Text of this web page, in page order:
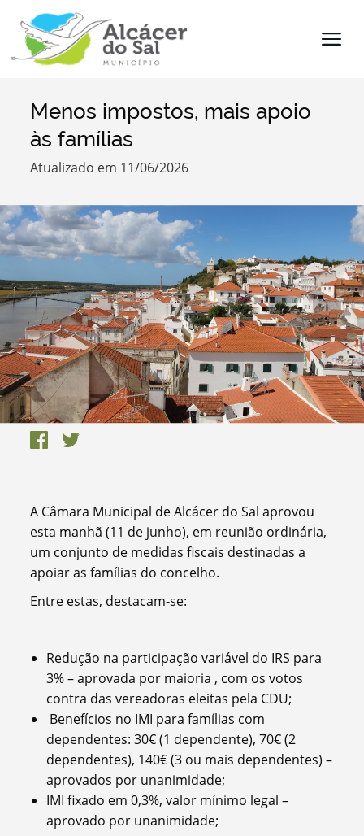
Termo de Pesquisa
Categorias
Filtros
Menos impostos, mais apoio
às famílias
Atualizado em 11/06/2026
A Câmara Municipal de Alcácer do Sal aprovou
esta manhã (11 de junho), em reunião ordinária,
um conjunto de medidas fiscais destinadas a
apoiar as famílias do concelho.
Entre estas, destacam-se:
Redução na participação variável do IRS para
3% – aprovada por maioria , com os votos
contra das vereadoras eleitas pela CDU;
Benefícios no IMI para famílias com
dependentes: 30€ (1 dependente), 70€ (2
dependentes), 140€ (3 ou mais dependentes) –
aprovados por unanimidade;
IMI fixado em 0,3%, valor mínimo legal –
aprovado por unanimidade;